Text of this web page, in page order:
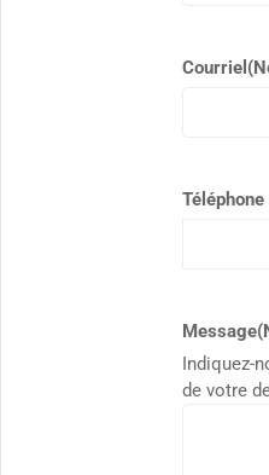
Courriel
Téléphone
Message
Indiquez-
de votre